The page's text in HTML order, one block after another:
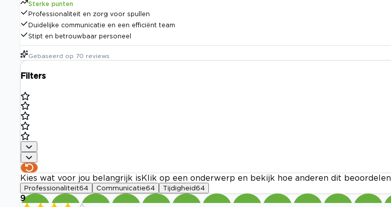
Sterke punten
Professionaliteit en zorg voor spullen
Duidelijke communicatie en een efficiënt team
Stipt en betrouwbaar personeel
Gebaseerd op 70 reviews
Filters
Kies wat voor jou belangrijk is Klik op een onderwerp en bekijk hoe anderen dit beoordelen
Professionaliteit64 Communicatie64 Tijdigheid 64
9